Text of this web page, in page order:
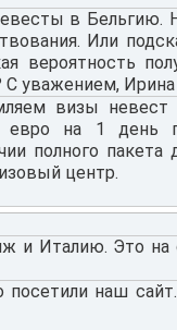
в Бельгию.
Или
вероятность
С уважением, Ирина
визы невест
евро на 1 день
полного пакета
центр.
и Италию. Это на
наш